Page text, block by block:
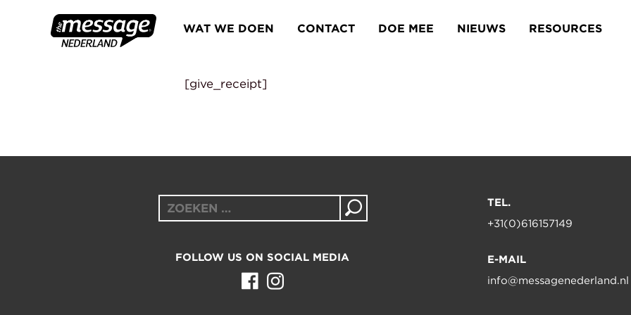
WAT WE DOEN CONTACT DOE MEE NIEUWS RESOURCES
[give_receipt]
Zoeken
naar:
FOLLOW US ON SOCIAL MEDIA
TEL.
+31(0)616157149
E-MAIL
info@messagenederland.nl